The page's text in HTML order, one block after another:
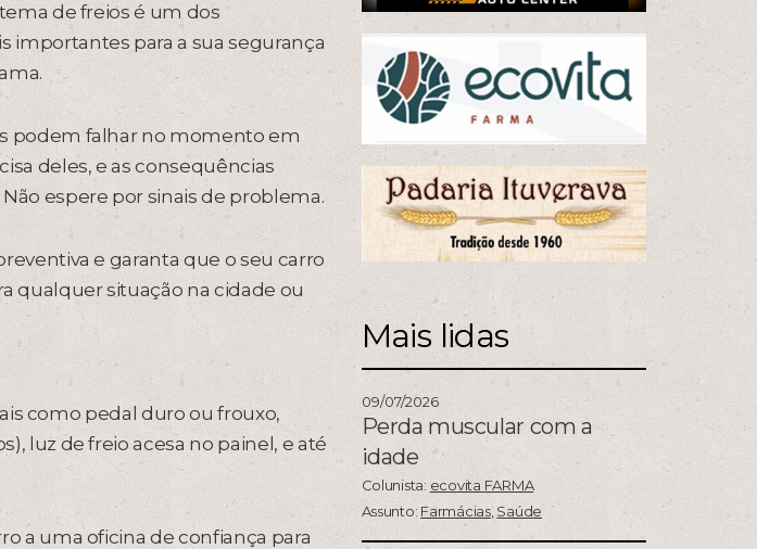
de freios é um dos
importantes para a sua segurança
podem falhar no momento em
deles, e as consequências
espere por sinais de problema.
e garanta que o seu carro
qualquer situação na cidade ou
como pedal duro ou frouxo,
luz de freio acesa no painel, e até
a uma oficina de confiança para
Mais lidas
09/07/2026
Perda muscular com a
idade
Colunista: ecovita FARMA
Assunto: Farmácias, Saúde